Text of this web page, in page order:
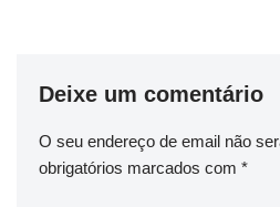
Deixe um comentário
O seu endereço de email não
obrigatórios marcados com *